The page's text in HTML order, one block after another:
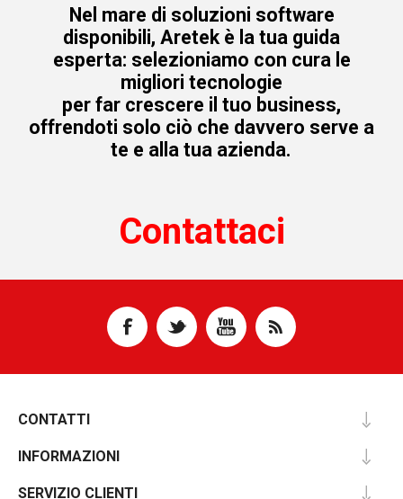
Nel mare di soluzioni software
disponibili, Aretek è la tua guida
esperta: selezioniamo con cura le
migliori tecnologie
per far crescere il tuo business,
offrendoti solo ciò che davvero serve a
te e alla tua azienda.
Contattaci
CONTATTI
INFORMAZIONI
SERVIZIO CLIENTI